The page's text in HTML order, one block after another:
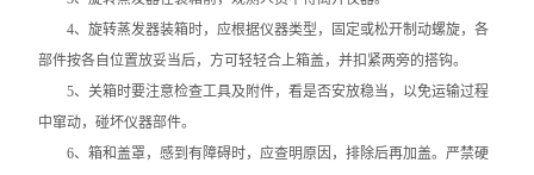
微波化学反应器
玻璃仪器烘干器
4、旋转蒸发器装箱时，应根据仪器类型，固定或松开制动螺旋，各
部件按各自位置放妥当后，方可轻轻合上箱盖，并扣紧两旁的搭钩。
5、关箱时要注意检查工具及附件，看是否安放稳当，以免运输过程
中窜动，碰坏仪器部件。
6、箱和盖罩，感到有障碍时，应查明原因，排除后再加盖。严禁硬